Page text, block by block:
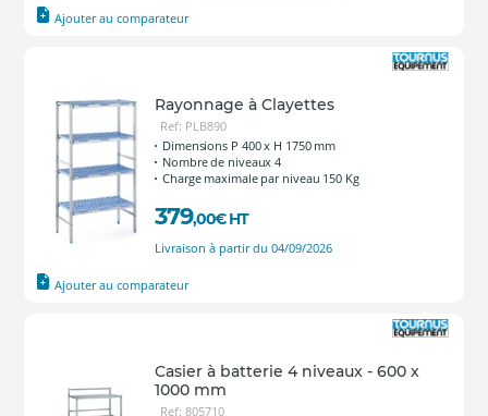
Ajouter au comparateur
Rayonnage à Clayettes
Ref: PLB890
Dimensions P 400 x H 1750 mm
Nombre de niveaux 4
Charge maximale par niveau 150 Kg
379,00€ HT
Livraison à partir du 04/09/2026
Ajouter au comparateur
Casier à batterie 4 niveaux - 600 x
1000 mm
Ref: 805710